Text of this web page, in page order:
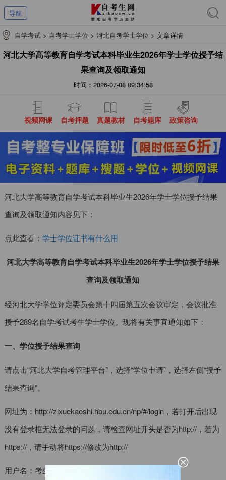
导航
自学考试 > 自考学士学位 > 河北自考学士学位 > 文章详情
河北大学高等教育自学考试本科毕业生2026年学士学位授予结
果查询及领取通知
时间：2026-07-08 09:34:58
视频网课 自考押题 真题教材 自考题库 政策咨询
河北大学高等教育自学考试本科毕业生2026年学士学位授予结果
查询及领取通知内容见下：
点此查看： 学士学位证书有什么用
河北大学高等教育自学考试本科毕业生2026年学士学位授予结果
查询及领取通知
经河北大学学位评定委员会第十四届第五次会议审定，会议批准
授予289名自学考试考生学士学位。现将有关事宜通知如下：
一、学位授予结果查询
请点击“河北大学自考管理平台”，选择“学位申请”，选择左侧“授予
结果查询”。
网址为：http://zixuekaoshi.hbu.edu.cn/np/#/login，若打开后出现
没有登录框无法登录的问题，请检查网址开头是否为http://，若为
https://，请手动将https://修改为http://
用户名：考生准考证号